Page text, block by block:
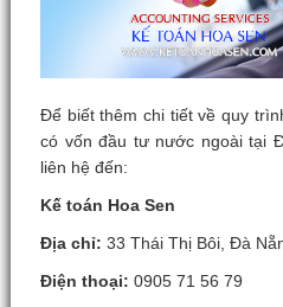
Để biết thêm chi tiết về quy
có vốn đầu tư nước ngoài tại
liên hệ đến:
Kế toán Hoa Sen
Địa chỉ: 33 Thái Thị Bôi, Đà
Điện thoại: 0905 71 56 79